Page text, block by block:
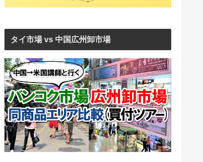
タイ市場 vs 中国広州卸市場